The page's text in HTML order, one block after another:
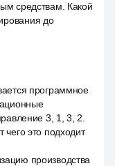
средствам. Какой
до
программное
3, 1, 3, 2.
чего это подходит
производства